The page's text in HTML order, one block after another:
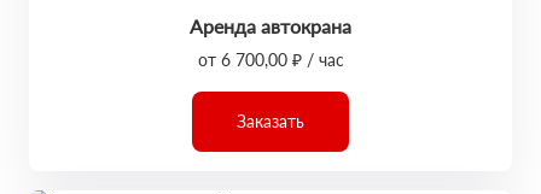
Аренда автокрана
от 6 700,00 ₽ / час
Заказать